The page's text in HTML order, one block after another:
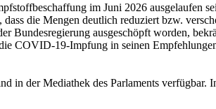
im Juni 2026 ausgelaufen
die Mengen deutlich reduziert bzw.
Bundesregierung ausgeschöpft worden,
COVID-19-Impfung in seinen
in der Mediathek des Parlaments verfügbar.